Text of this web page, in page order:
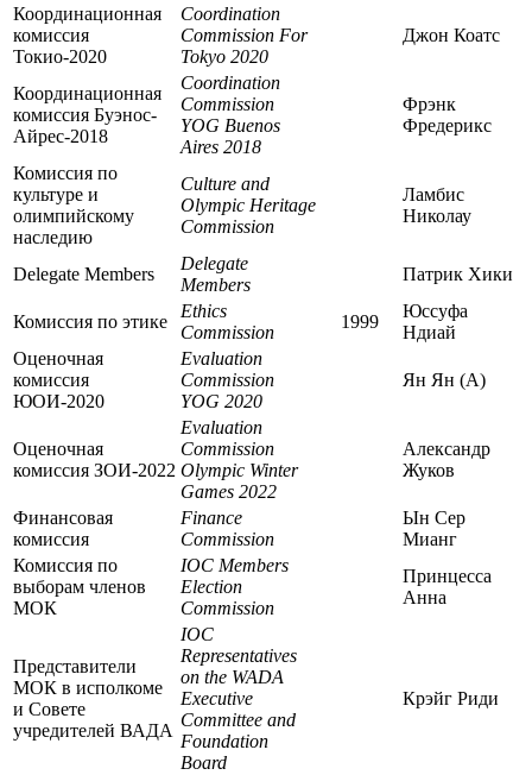
Координационная
комиссия
Токио-2020
Coordination
Commission For
Tokyo 2020
Джон Коатс
Координационная
комиссия Буэнос-
Айрес-2018
Coordination
Commission
YOG Buenos
Aires 2018
Фрэнк
Фредерикс
Комиссия по
культуре и
олимпийскому
наследию
Culture and
Olympic Heritage
Commission
Ламбис
Николау
Delegate Members
Delegate
Members
Патрик Хики
Комиссия по этике
Ethics
Commission
1999
Юссуфа
Ндиай
Оценочная
комиссия
ЮОИ-2020
Evaluation
Commission
YOG 2020
Ян Ян (A)
Оценочная
комиссия ЗОИ-2022
Evaluation
Commission
Olympic Winter
Games 2022
Александр
Жуков
Финансовая
комиссия
Finance
Commission
Ын Сер
Мианг
Комиссия по
выборам членов
МОК
IOC Members
Election
Commission
Принцесса
Анна
Представители
МОК в исполкоме
и Совете
учредителей ВАДА
IOC
Representatives
on the WADA
Executive
Committee and
Foundation
Board
Крэйг Риди